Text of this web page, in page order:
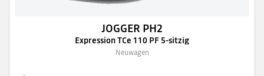
JOGGER PH2
Expression TCe 110 PF 5-sitzig
Neuwagen